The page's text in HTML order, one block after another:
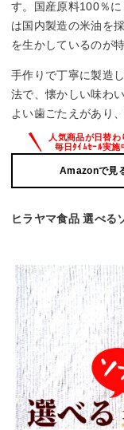
す。国産原料100％
は国内製造の米油を
を生かしているのが特
手作りで丁寧に製造
法で、懐かしい味わ
よい歯ごたえがあり
Amazonで見
ヒラヤマ食品 選べる